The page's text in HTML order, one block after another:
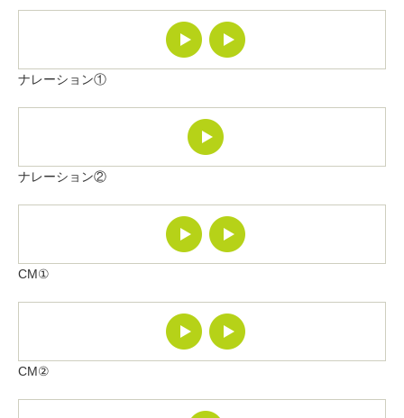
ナレーション①
ナレーション②
CM①
CM②